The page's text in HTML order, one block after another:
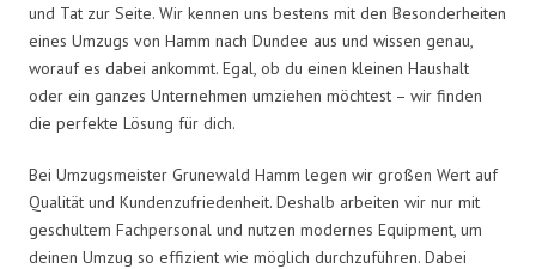
und Tat zur Seite. Wir kennen uns bestens mit den Besonderheiten
eines Umzugs von Hamm nach Dundee aus und wissen genau,
worauf es dabei ankommt. Egal, ob du einen kleinen Haushalt
oder ein ganzes Unternehmen umziehen möchtest – wir finden
die perfekte Lösung für dich.
Bei Umzugsmeister Grunewald Hamm legen wir großen Wert auf
Qualität und Kundenzufriedenheit. Deshalb arbeiten wir nur mit
geschultem Fachpersonal und nutzen modernes Equipment, um
deinen Umzug so effizient wie möglich durchzuführen. Dabei